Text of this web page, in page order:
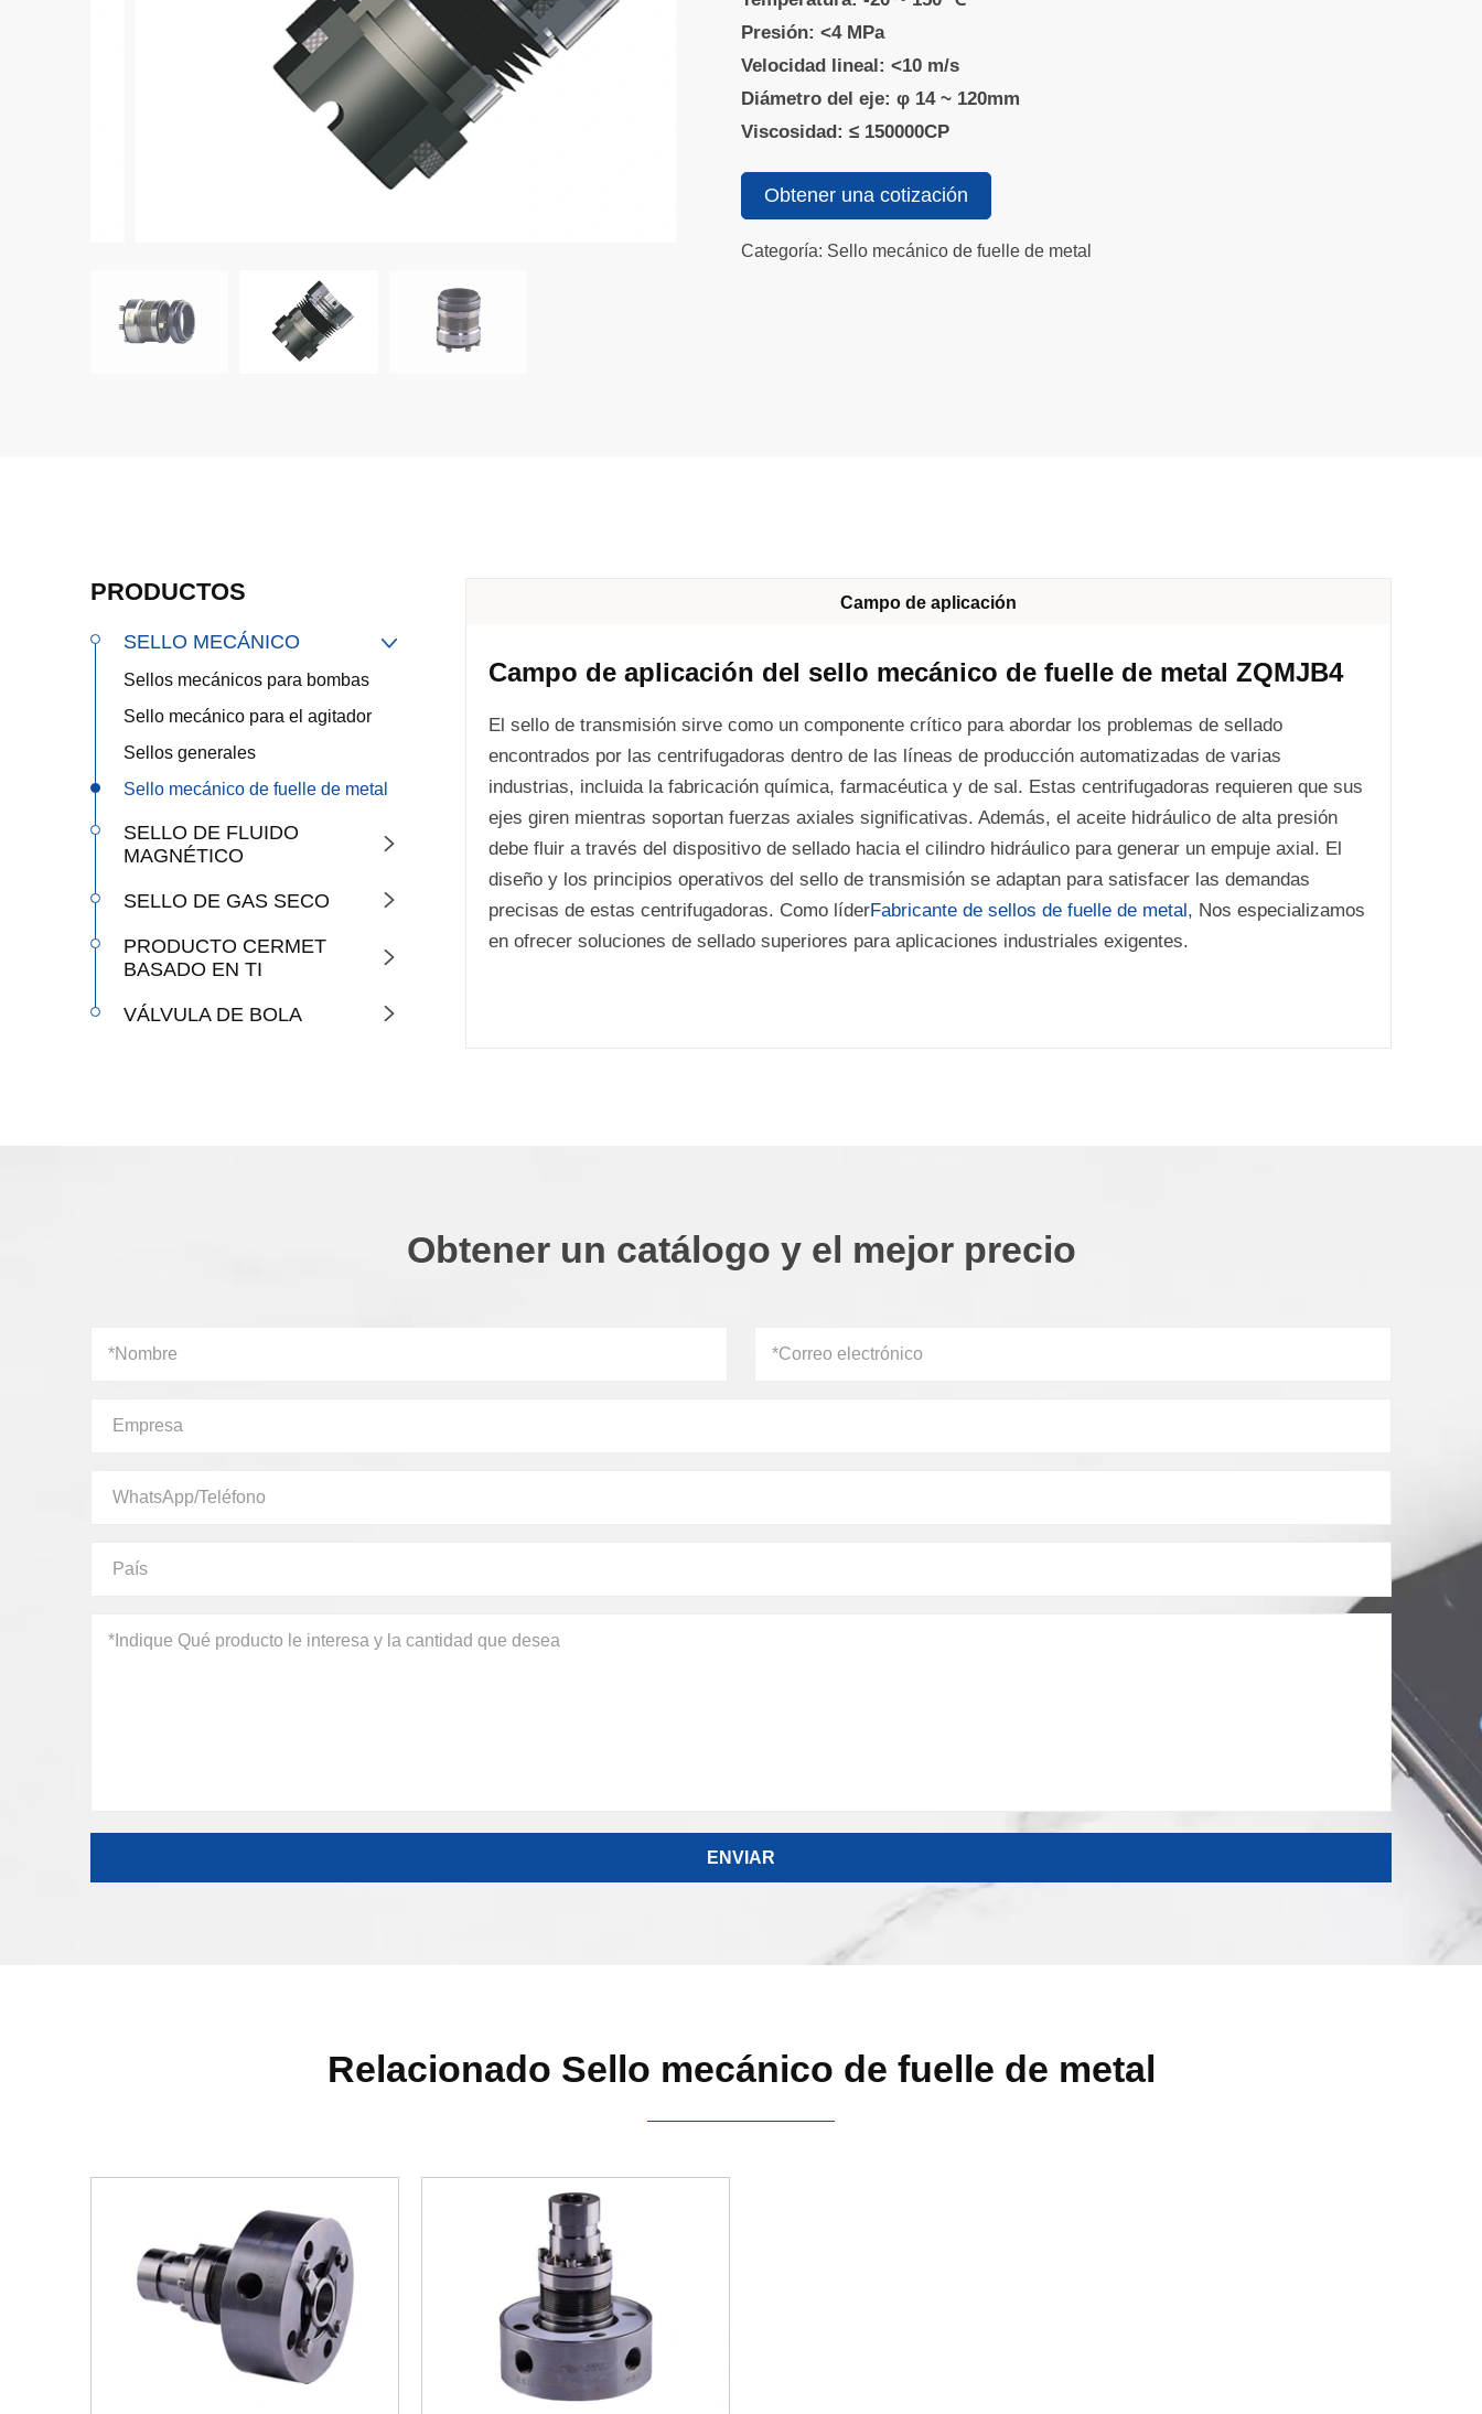
Presión: <4 MPa
Velocidad lineal: <10 m/s
Diámetro del eje: φ 14 ~ 120mm
Viscosidad: ≤ 150000CP
Obtener una cotización
Categoría: Sello mecánico de fuelle de metal
PRODUCTOS
SELLO MECÁNICO 
Sellos mecánicos para bombas
Sello mecánico para el agitador
Sellos generales
Sello mecánico de fuelle de metal
SELLO DE FLUIDO
MAGNÉTICO

SELLO DE GAS SECO 
PRODUCTO CERMET
BASADO EN TI

VÁLVULA DE BOLA 
Campo de aplicación
Campo de aplicación del sello mecánico de fuelle de metal ZQMJB4
El sello de transmisión sirve como un componente crítico para abordar los problemas de sellado
encontrados por las centrifugadoras dentro de las líneas de producción automatizadas de varias
industrias, incluida la fabricación química, farmacéutica y de sal. Estas centrifugadoras requieren que sus
ejes giren mientras soportan fuerzas axiales significativas. Además, el aceite hidráulico de alta presión
debe fluir a través del dispositivo de sellado hacia el cilindro hidráulico para generar un empuje axial. El
diseño y los principios operativos del sello de transmisión se adaptan para satisfacer las demandas
precisas de estas centrifugadoras. Como líderFabricante de sellos de fuelle de metal , Nos especializamos
en ofrecer soluciones de sellado superiores para aplicaciones industriales exigentes.
Obtener un catálogo y el mejor precio
Relacionado Sello mecánico de fuelle de metal